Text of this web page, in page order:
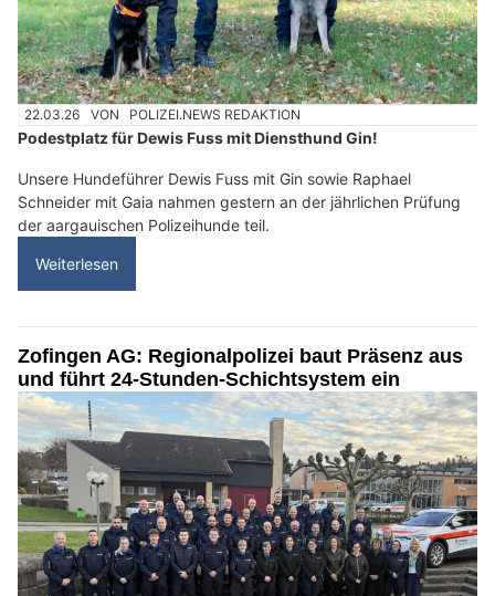
22.03.26 VON POLIZEI.NEWS REDAKTION
Podestplatz für Dewis Fuss mit Diensthund Gin!
Unsere Hundeführer Dewis Fuss mit Gin sowie Raphael
Schneider mit Gaia nahmen gestern an der jährlichen Prüfung
der aargauischen Polizeihunde teil.
Weiterlesen
Zofingen AG: Regionalpolizei baut Präsenz aus
und führt 24-Stunden-Schichtsystem ein